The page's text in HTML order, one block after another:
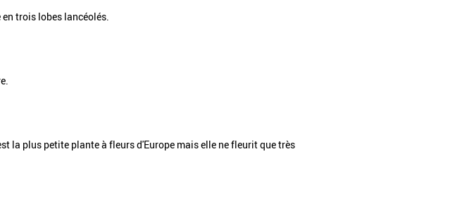
trois lobes lancéolés.
la plus petite plante à fleurs d'Europe mais elle ne fleurit que très